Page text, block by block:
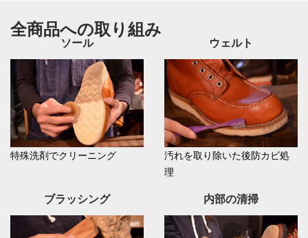
全商品への取り組み
ソール
特殊洗剤でクリーニング
ウェルト
汚れを取り除いた後防カビ処
理
ブラッシング 内部の清掃